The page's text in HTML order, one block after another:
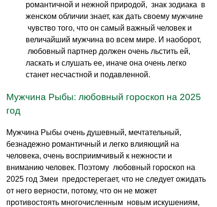
романтичной и нежной природой, знак зодиака в
женском обличии знает, как дать своему мужчине
чувство того, что он самый важный человек и
величайший мужчина во всем мире. И наоборот,
любовный партнер должен очень льстить ей,
ласкать и слушать ее, иначе она очень легко
станет несчастной и подавленной.
Мужчина Рыбы: любовный гороскоп на 2025
год
Мужчина Рыбы очень душевный, мечтательный,
безнадежно романтичный и легко влияющий на
человека, очень восприимчивый к нежности и
вниманию человек. Поэтому любовный гороскоп на
2025 год Змеи предостерегает, что не следует ожидать
от него верности, потому, что он не может
противостоять многочисленным новым искушениям,